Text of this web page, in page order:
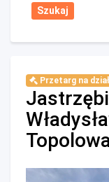
Przetarg na